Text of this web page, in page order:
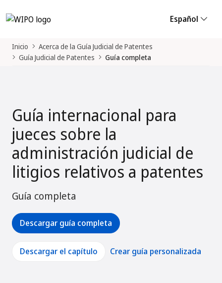
Español
Inicio
Acerca de la Guía Judicial de Patentes
Guía Judicial de Patentes
Guía completa
Guía internacional para
jueces sobre la
administración judicial de
litigios relativos a patentes
Guía completa
Descargar guía completa
Descargar el capítulo Crear guía personalizada